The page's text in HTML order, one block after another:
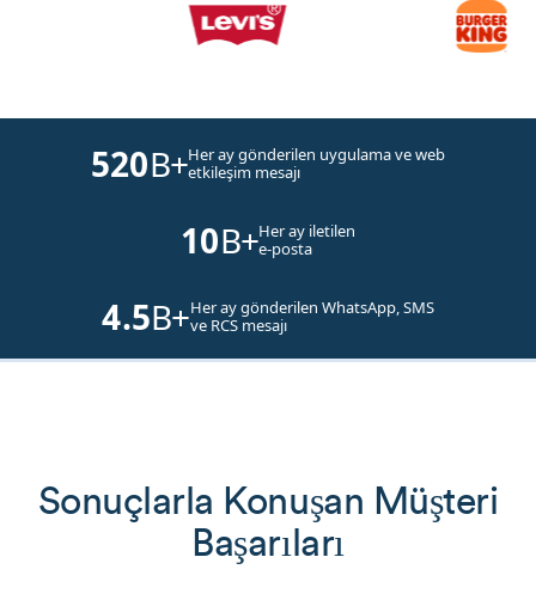
520B+Her ay gönderilen uygulama ve web
etkileşim mesajı
10B+Her ay iletilen
e-posta
4.5B+Her ay gönderilen WhatsApp, SMS
ve RCS mesajı
Sonuçlarla Konuşan Müşteri
Başarıları